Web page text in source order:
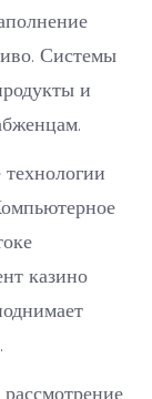
Системы
и
казино